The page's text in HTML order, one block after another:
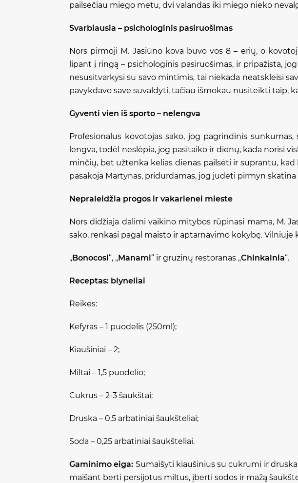
pailsėčiau miego metu, dvi valandas iki miego nieko
Svarbiausia – psichologinis pasiruošimas
Nors pirmoji M. Jasiūno kova buvo vos 8 – erių, o
lipant į ringą – psichologinis pasiruošimas, ir pripažįsta,
nesusitvarkysi su savo mintimis, tai niekada neatskleisi
pavykdavo save suvaldyti, tačiau išmokau nusiteikti taip,
Gyventi vien iš sporto – nelengva
Profesionalus kovotojas sako, jog pagrindinis
lengva, todėl neslėpia, jog pasitaiko ir dienų, kada norisi
minčių, bet užtenka kelias dienas pailsėti ir suprantu,
pasakoja Martynas, pridurdamas, jog judėti pirmyn
Nepraleidžia progos ir vakarienei mieste
Nors didžiaja dalimi vaikino mitybos rūpinasi mama, M.
sako, renkasi pagal maisto ir aptarnavimo kokybę. Vilniuje
„Bonocosi“, „Manami“ ir gruzinų restoranas „Chinkalnia“.
Receptas: blyneliai
Reikės:
Kefyras – 1 puodelis (250ml);
Kiaušiniai – 2;
Miltai – 1,5 puodelio;
Cukrus – 2-3 šaukštai;
Druska – 0,5 arbatiniai šaukšteliai;
Soda – 0,25 arbatiniai šaukšteliai.
Gaminimo eiga: Sumaišyti kiaušinius su cukrumi ir
maišant berti persijotus miltus, įberti sodos ir mažą